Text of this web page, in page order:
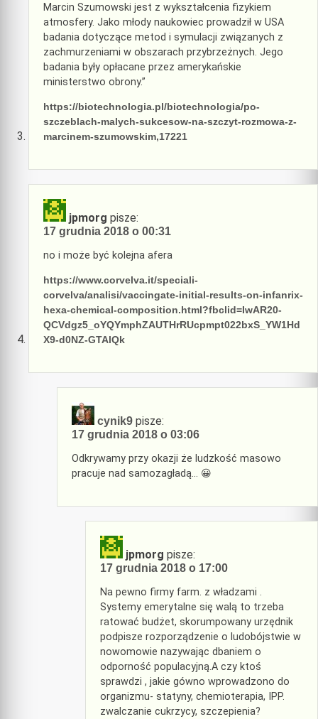
Marcin Szumowski jest z wykształcenia fizykiem
atmosfery. Jako młody naukowiec prowadził w USA
badania dotyczące metod i symulacji związanych z
zachmurzeniami w obszarach przybrzeżnych. Jego
badania były opłacane przez amerykańskie
ministerstwo obrony.”
https://biotechnologia.pl/biotechnologia/po-
szczeblach-malych-sukcesow-na-szczyt-rozmowa-z-
marcinem-szumowskim,17221
jpmorg pisze:
17 grudnia 2018 o 00:31
no i może być kolejna afera
https://www.corvelva.it/speciali-
corvelva/analisi/vaccingate-initial-results-on-infanrix-
hexa-chemical-composition.html?fbclid=IwAR20-
QCVdgz5_oYQYmphZAUTHrRUcpmpt022bxS_YW1Hd
X9-d0NZ-GTAlQk
cynik9 pisze:
17 grudnia 2018 o 03:06
Odkrywamy przy okazji że ludzkość masowo
pracuje nad samozagładą… 😀
jpmorg pisze:
17 grudnia 2018 o 17:00
Na pewno firmy farm. z władzami .
Systemy emerytalne się walą to trzeba
ratować budżet, skorumpowany urzędnik
podpisze rozporządzenie o ludobójstwie w
nowomowie nazywając dbaniem o
odporność populacyjną.A czy ktoś
sprawdzi , jakie gówno wprowadzono do
organizmu- statyny, chemioterapia, IPP.
zwalczanie cukrzycy, szczepienia?